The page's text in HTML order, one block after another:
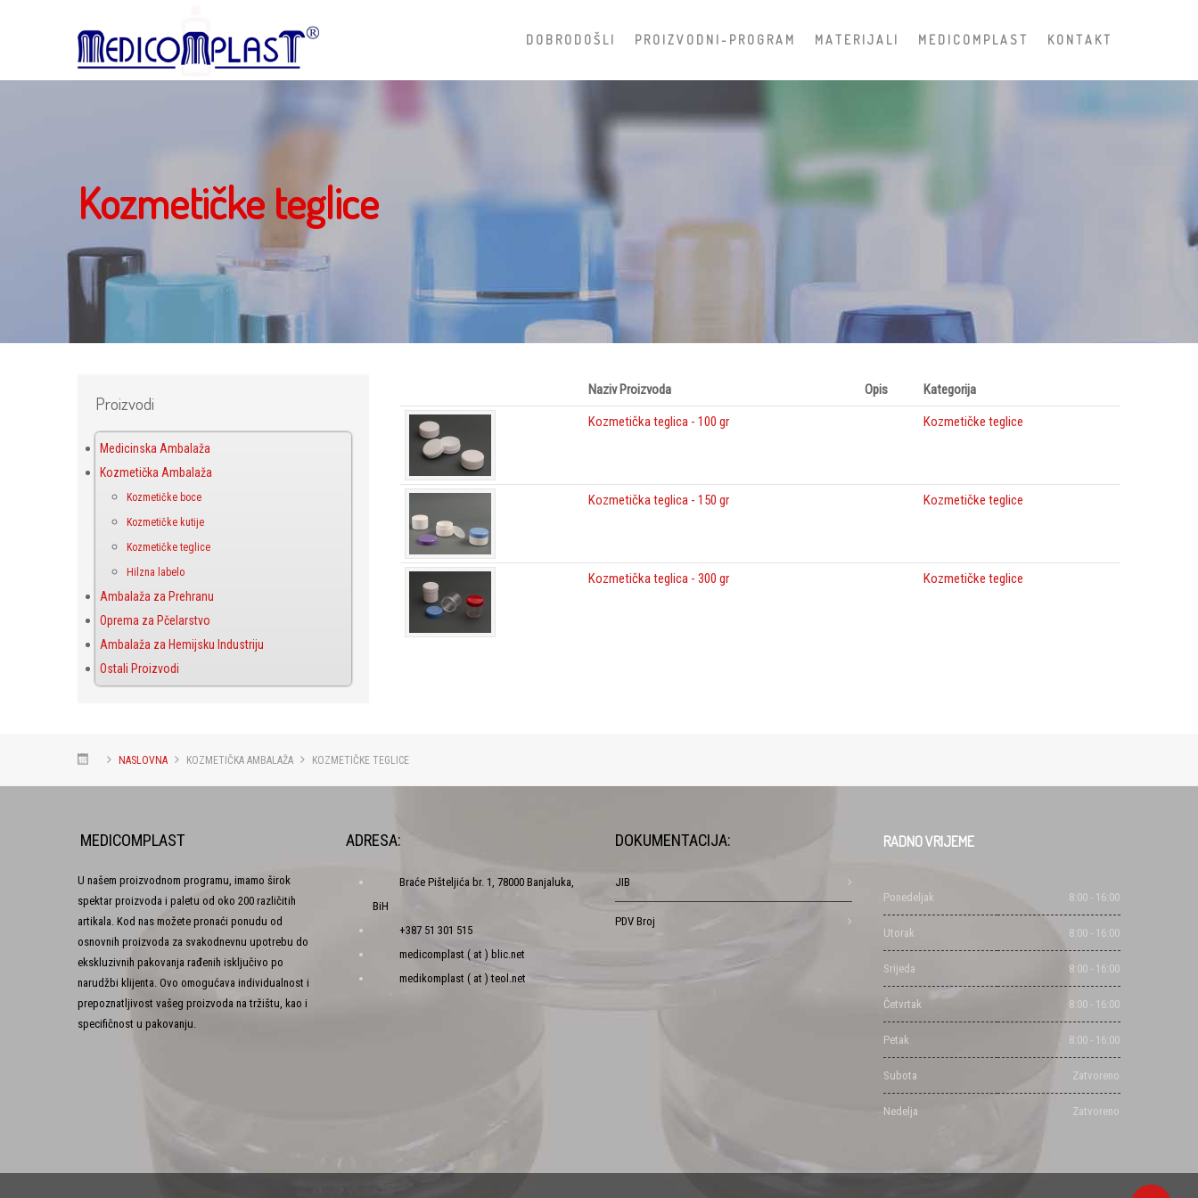
D O B R O D O Š L I P R O I Z V O D N I - P R O G R A M M A T E R I J A L I M E D I C O M P L A S T K O N T A K T
Kozmetičke teglice
Naziv Proizvoda Opis
Kategorija
Kozmetička teglica - 100 gr
Kozmetičke teglice
Kozmetička teglica - 150 gr Kozmetičke teglice
Kozmetička teglica - 300 gr Kozmetičke teglice
Proizvodi
Medicinska Ambalaža
Kozmetička Ambalaža
Kozmetičke boce
Kozmetičke kutije
Kozmetičke teglice
Hilzna labelo
Ambalaža za Prehranu
Oprema za Pčelarstvo
Ambalaža za Hemijsku Industriju
Ostali Proizvodi
NASLOVNA KOZMETIČKA AMBALAŽA KOZMETIČKE TEGLICE
MEDICOMPLAST
U našem proizvodnom programu, imamo širok
spektar proizvoda i paletu od oko 200 različitih
artikala. Kod nas možete pronaći ponudu od
osnovnih proizvoda za svakodnevnu upotrebu do
ekskluzivnih pakovanja rađenih isključivo po
narudžbi klijenta. Ovo omogućava individualnost i
prepoznatljivost vašeg proizvoda na tržištu, kao i
specifičnost u pakovanju.
ADRESA:
Braće Pišteljića br. 1, 78000 Banjaluka,
BiH
+387 51 301 515
medicomplast ( at ) blic.net
medikomplast ( at ) teol.net
DOKUMENTACIJA:
JIB
PDV Broj
RADNOVRIJEME
Ponedeljak 8:00 - 16:00
Utorak 8:00 - 16:00
Srijeda 8:00 - 16:00
Četvrtak 8:00 - 16:00
Petak 8:00 - 16:00
Subota Zatvoreno
Nedelja Zatvoreno